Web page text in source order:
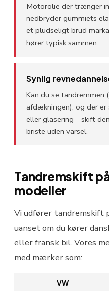
Motorolie der trænger
nedbryder gummiets
et pludseligt brud
hører typisk sammen.
Synlig
Kan du se tandremmen
afdækningen), og der
eller glasering – skift
briste uden varsel.
Tandremskift
modeller
Vi udfører tandremskift
uanset om du kører
eller fransk bil. Vores
med mærker som:
VW